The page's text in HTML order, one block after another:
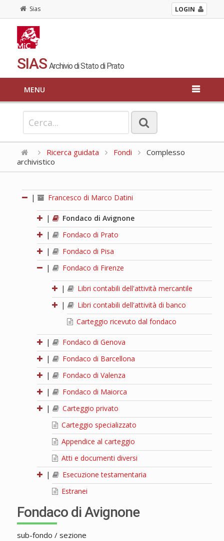
Sias LOGIN
SIAS Archivio di Stato di Prato
MENU
Ricerca guidata Fondi
Complesso
archivistico
| Francesco di Marco Datini
|
Fondaco di Avignone
|
Fondaco di Prato
|
Fondaco di Pisa
|
Fondaco di Firenze
|
Libri contabili dell'attività mercantile
|
Libri contabili dell'attività di banco
Carteggio ricevuto dal fondaco
|
Fondaco di Genova
|
Fondaco di Barcellona
|
Fondaco di Valenza
|
Fondaco di Maiorca
|
Carteggio privato
Carteggio specializzato
Appendice al carteggio
Atti e documenti diversi
|
Esecuzione testamentaria
Estranei
Fondaco di Avignone
sub-fondo / sezione